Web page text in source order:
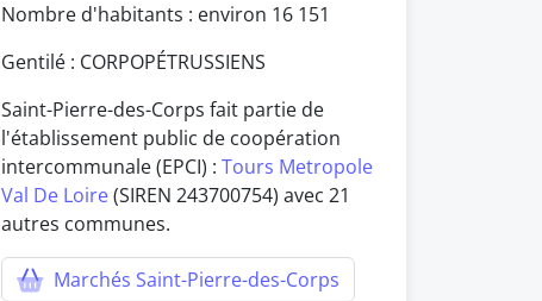
Nombre d'habitants : environ 16 151
Gentilé : CORPOPÉTRUSSIENS
Saint-Pierre-des-Corps fait partie de
l'établissement public de coopération
intercommunale (EPCI) : Tours Metropole
Val De Loire(SIREN 243700754) avec 21
autres communes.
Marchés Saint-Pierre-des-Corps